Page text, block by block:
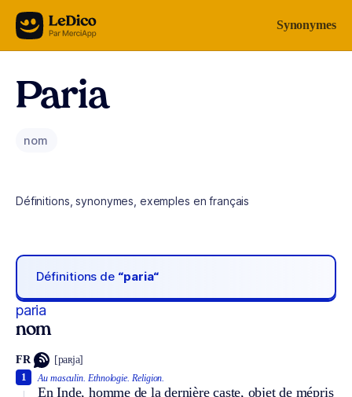
Aller au contenu Synonymes
Paria
nom
Définitions, synonymes, exemples en français
Définitions de “paria“
paria
nom
FR [paʀja]
Au masculin. Ethnologie. Religion.
En Inde, homme de la dernière caste, objet de mépris
1